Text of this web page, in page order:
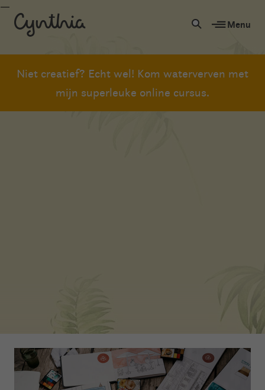
Menu
Niet creatief? Echt wel! Kom waterverven met
mijn superleuke online cursus.